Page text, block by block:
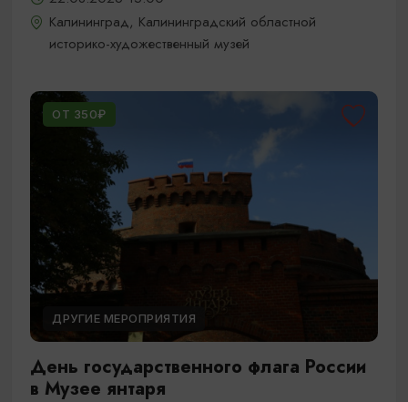
Калининград, Калининградский областной
историко-художественный музей
ОТ 350₽
ДРУГИЕ МЕРОПРИЯТИЯ
День государственного флага России
в Музее янтаря